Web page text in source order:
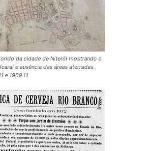
da cidade de Niterói mostrando o
e ausência das áreas aterradas.
e 1909.11